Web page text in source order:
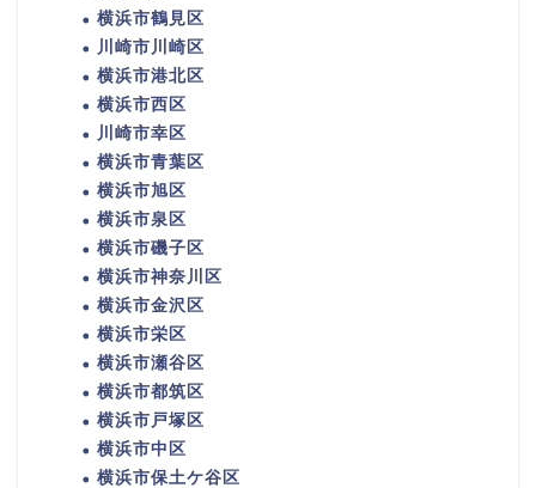
横浜市鶴見区
川崎市川崎区
横浜市港北区
横浜市西区
川崎市幸区
横浜市青葉区
横浜市旭区
横浜市泉区
横浜市磯子区
横浜市神奈川区
横浜市金沢区
横浜市栄区
横浜市瀬谷区
横浜市都筑区
横浜市戸塚区
横浜市中区
横浜市保土ケ谷区